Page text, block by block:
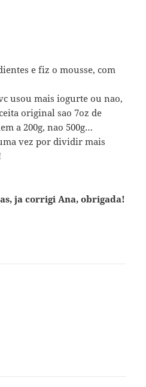
e fiz o mousse, com
usou mais iogurte ou nao,
original sao 7oz de
a 200g, nao 500g…
vez por dividir mais
ja corrigi Ana, obrigada!